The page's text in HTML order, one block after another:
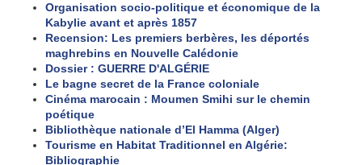
Organisation socio-politique et économique de la
Kabylie avant et après 1857
Recension: Les premiers berbères, les déportés
maghrebins en Nouvelle Calédonie
Dossier : GUERRE D'ALGÉRIE
Le bagne secret de la France coloniale
Cinéma marocain : Moumen Smihi sur le chemin
poétique
Bibliothèque nationale d’El Hamma (Alger)
Tourisme en Habitat Traditionnel en Algérie:
Bibliographie